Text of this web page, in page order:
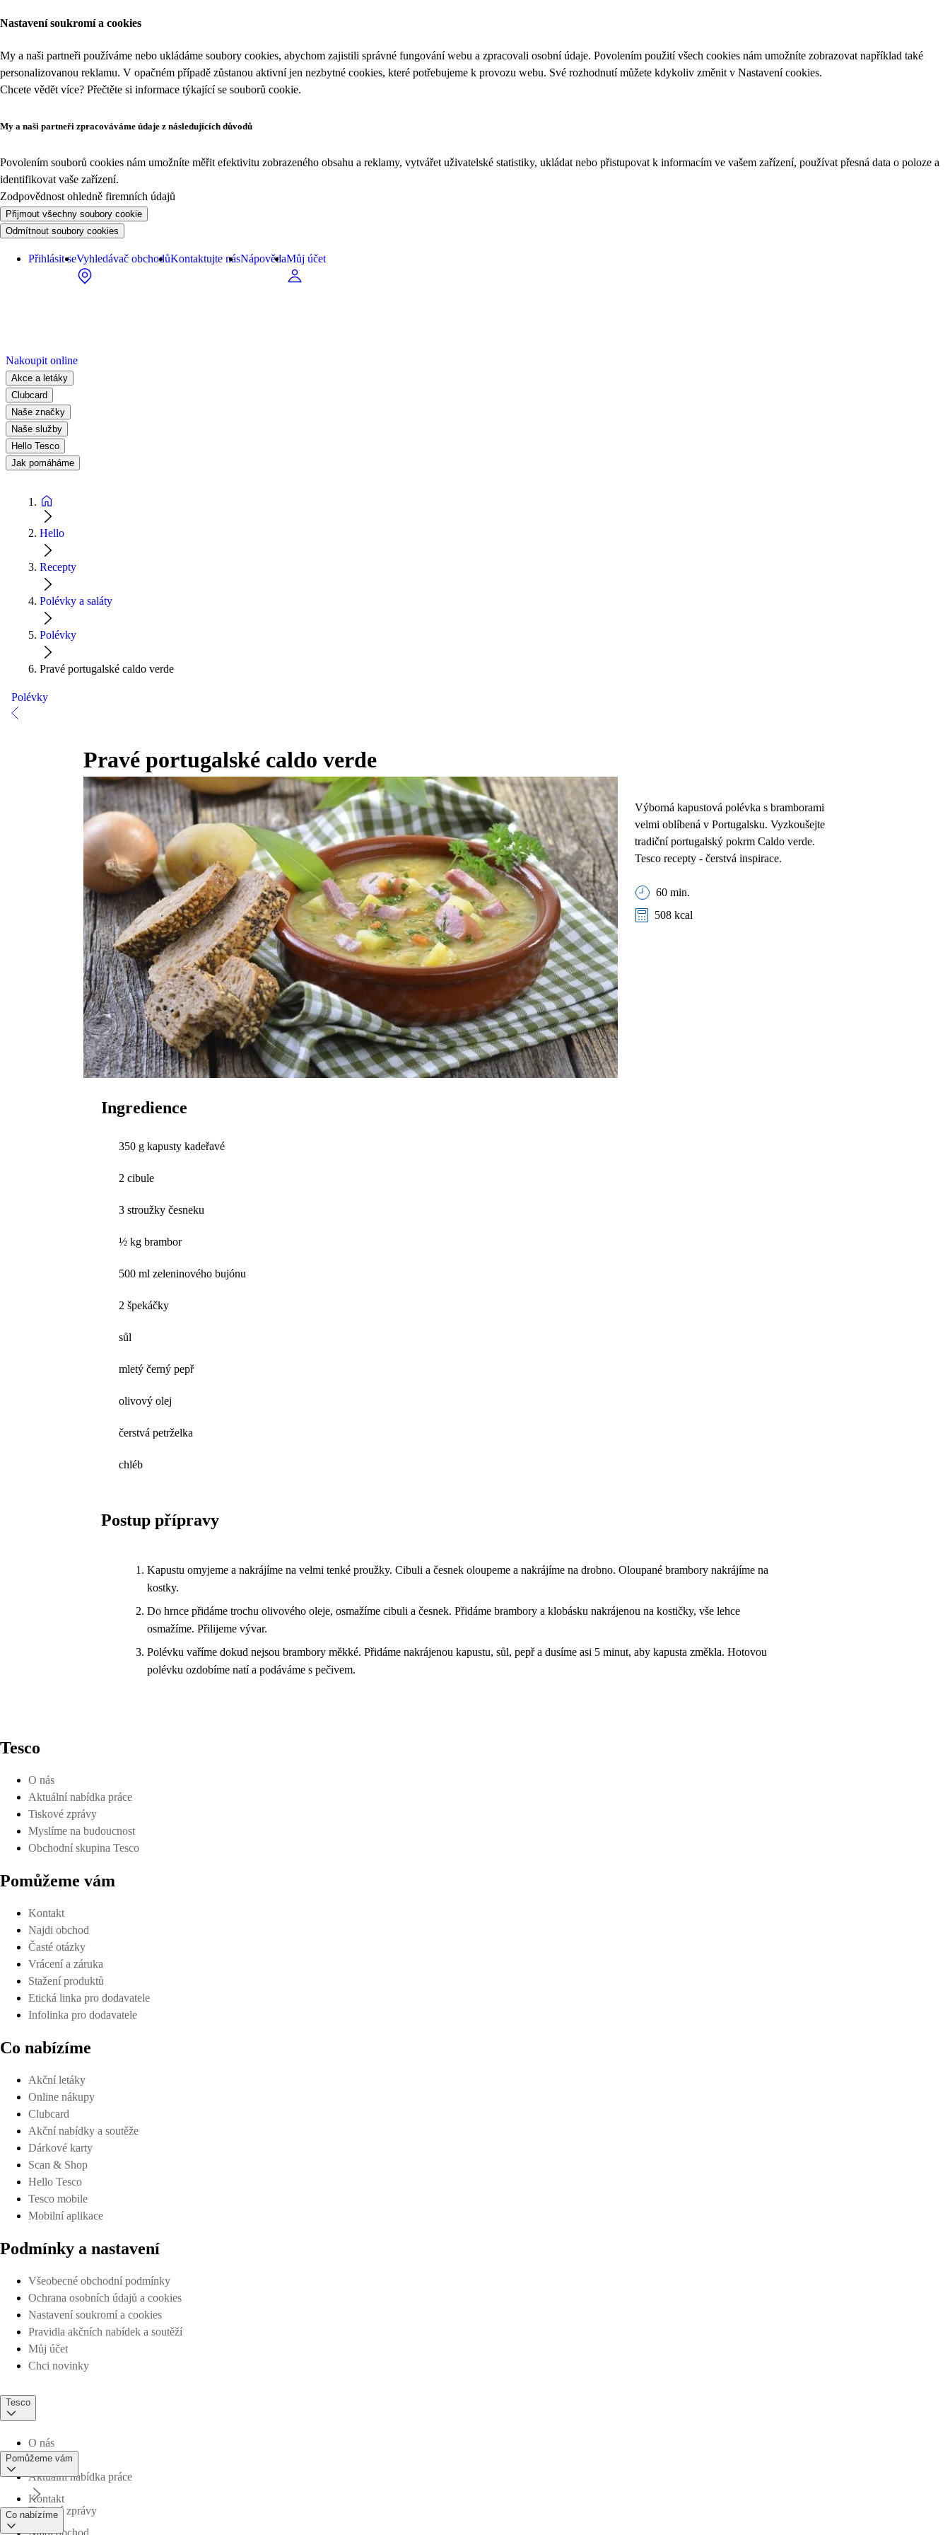
Nastavení soukromí a cookies
My a naši partneři používáme nebo ukládáme soubory cookies, abychom zajistili správné fungování webu a zpracovali osobní údaje. Povolením použití všech cookies nám umožníte zobrazovat například také
personalizovanou reklamu. V opačném případě zůstanou aktivní jen nezbytné cookies, které potřebujeme k provozu webu. Své rozhodnutí můžete kdykoliv změnit v Nastavení cookies.
Chcete vědět více? Přečtěte si informace týkající se souborů cookie.
My a naši partneři zpracováváme údaje z následujících důvodů
Povolením souborů cookies nám umožníte měřit efektivitu zobrazeného obsahu a reklamy, vytvářet uživatelské statistiky, ukládat nebo přistupovat k informacím ve vašem zařízení, používat přesná data o poloze a
identifikovat vaše zařízení.
Zodpovědnost ohledně firemních údajů
Přijmout všechny soubory cookie
Odmítnout soubory cookies
Přihlásit seVyhledávač obchodůKontaktujte násNápovědaMůj účet
Nakoupit online
Akce a letáky
Clubcard
Naše značky
Naše služby
Hello Tesco
Jak pomáháme
Hello
Recepty
Polévky a saláty
Polévky
Pravé portugalské caldo verde
Polévky
Pravé portugalské caldo verde
Výborná kapustová polévka s bramborami
velmi oblíbená v Portugalsku. Vyzkoušejte
tradiční portugalský pokrm Caldo verde.
Tesco recepty - čerstvá inspirace.
60 min.
508 kcal
Ingredience
350 g kapusty kadeřavé
2 cibule
3 stroužky česneku
½ kg brambor
500 ml zeleninového bujónu
2 špekáčky
sůl
mletý černý pepř
olivový olej
čerstvá petrželka
chléb
Postup přípravy
Kapustu omyjeme a nakrájíme na velmi tenké proužky. Cibuli a česnek oloupeme a nakrájíme na drobno. Oloupané brambory nakrájíme na
kostky.
Do hrnce přidáme trochu olivového oleje, osmažíme cibuli a česnek. Přidáme brambory a klobásku nakrájenou na kostičky, vše lehce
osmažíme. Přilijeme vývar.
Polévku vaříme dokud nejsou brambory měkké. Přidáme nakrájenou kapustu, sůl, pepř a dusíme asi 5 minut, aby kapusta změkla. Hotovou
polévku ozdobíme natí a podáváme s pečivem.
Tesco
O nás
Aktuální nabídka práce
Tiskové zprávy
Myslíme na budoucnost
Obchodní skupina Tesco
Pomůžeme vám
Kontakt
Najdi obchod
Časté otázky
Vrácení a záruka
Stažení produktů
Etická linka pro dodavatele
Infolinka pro dodavatele
Co nabízíme
Akční letáky
Online nákupy
Clubcard
Akční nabídky a soutěže
Dárkové karty
Scan & Shop
Hello Tesco
Tesco mobile
Mobilní aplikace
Podmínky a nastavení
Všeobecné obchodní podmínky
Ochrana osobních údajů a cookies
Nastavení soukromí a cookies
Pravidla akčních nabídek a soutěží
Můj účet
Chci novinky
Tesco
O nás
Aktuální nabídka práce
Tiskové zprávy
Pomůžeme vám
Kontakt
Najdi obchod
Co nabízíme